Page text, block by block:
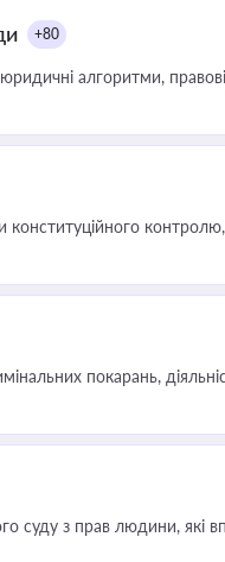
+80
алгоритми,
покарань,
суду з прав людини, які